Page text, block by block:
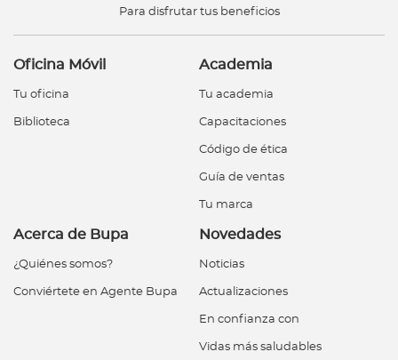
Para disfrutar tus beneficios
Oficina Móvil
Tu oficina
Biblioteca
Academia
Tu academia
Capacitaciones
Código de ética
Guía de ventas
Tu marca
Acerca de Bupa
¿Quiénes somos?
Conviértete en Agente Bupa
Novedades
Noticias
Actualizaciones
En confianza con
Vidas más saludables